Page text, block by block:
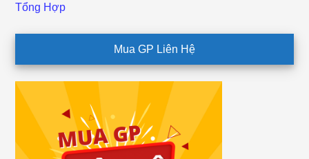
Tổng Hợp
Mua GP Liên Hệ